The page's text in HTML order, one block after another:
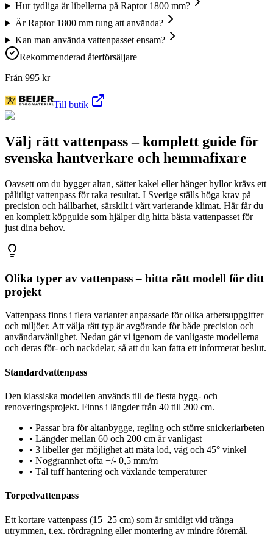
Hur tydliga är libellerna på Raptor 1800 mm?
Är Raptor 1800 mm tung att använda?
Kan man använda vattenpasset ensam?
Rekommenderad återförsäljare
Från 995 kr
Till butik
Välj rätt vattenpass – komplett guide för
svenska hantverkare och hemmafixare
Oavsett om du bygger altan, sätter kakel eller hänger hyllor krävs ett
pålitligt vattenpass för raka resultat. I Sverige ställs höga krav på
precision och hållbarhet, särskilt i vårt varierande klimat. Här får du
en komplett köpguide som hjälper dig hitta bästa vattenpasset för
just dina behov.
Olika typer av vattenpass – hitta rätt modell för ditt
projekt
Vattenpass finns i flera varianter anpassade för olika arbetsuppgifter
och miljöer. Att välja rätt typ är avgörande för både precision och
användarvänlighet. Nedan går vi igenom de vanligaste modellerna
och deras för- och nackdelar, så att du kan fatta ett informerat beslut.
Standardvattenpass
Den klassiska modellen används till de flesta bygg- och
renoveringsprojekt. Finns i längder från 40 till 200 cm.
• Passar bra för altanbygge, regling och större snickeriarbeten
• Längder mellan 60 och 200 cm är vanligast
• 3 libeller ger möjlighet att mäta lod, våg och 45° vinkel
• Noggrannhet ofta +/- 0,5 mm/m
• Tål tuff hantering och växlande temperaturer
Torpedvattenpass
Ett kortare vattenpass (15–25 cm) som är smidigt vid trånga
utrymmen, t.ex. rördragning eller montering av mindre föremål.